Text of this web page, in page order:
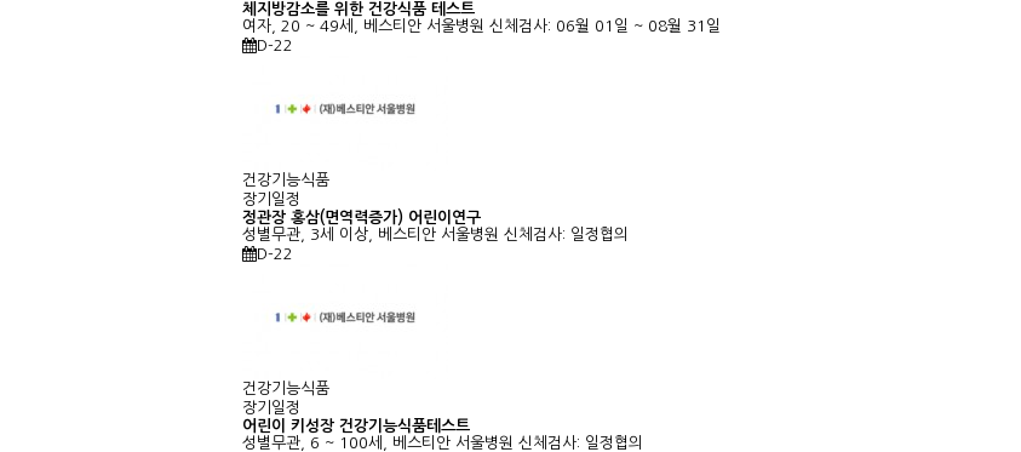
체지방감소를 위한 건강식품 테스트
여자, 20 ~ 49세, 베스티안 서울병원 신체검사: 06월 01일 ~ 08월 31일
D-22
건강기능식품
장기일정
정관장 홍삼(면역력증가) 어린이연구
성별무관, 3세 이상, 베스티안 서울병원 신체검사: 일정협의
D-22
건강기능식품
장기일정
어린이 키성장 건강기능식품테스트
성별무관, 6 ~ 100세, 베스티안 서울병원 신체검사: 일정협의